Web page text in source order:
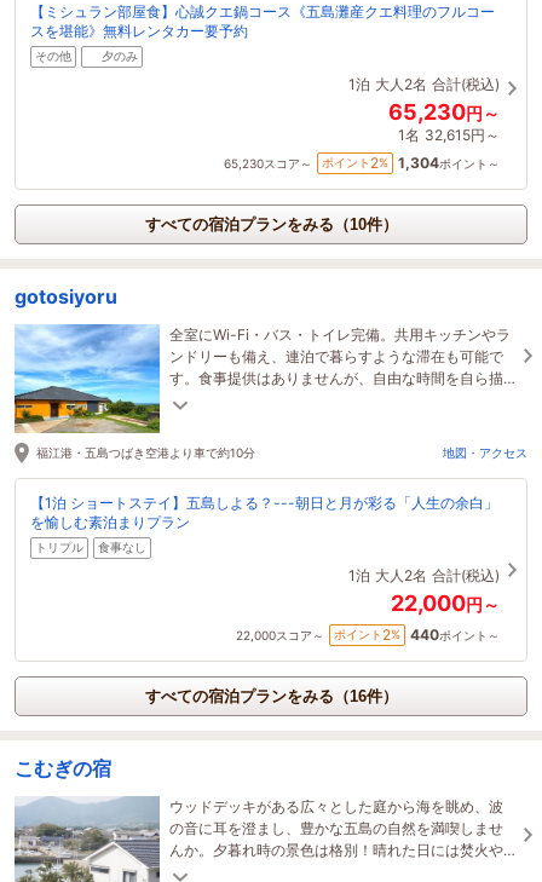
【ミシュラン部屋食】心誠クエ鍋コース《五島灘産クエ料理のフルコー
スを堪能》無料レンタカー要予約
その他 夕のみ
1泊 大人2名 合計(税込)
65,230円～
1名 32,615円～
65,230スコア～ ポイント 2% 1,304ポイント～
すべての宿泊プランをみる（10件）
gotosiyoru
全室にWi-Fi・バス・トイレ完備。共用キッチンやラ
ンドリーも備え、連泊で暮らすような滞在も可能で
す。食事提供はありませんが、自由な時間を自ら描
き出す、五島を満喫する旅の拠点としてご利用くだ
福江港・五島つばき空港より車で約10分 地図・アクセス
【1泊 ショートステイ】五島しよる？---朝日と月が彩る「人生の余白」
を愉しむ素泊まりプラン
トリプル 食事なし
1泊 大人2名 合計(税込)
22,000円～
22,000スコア～ ポイント 2% 440ポイント～
すべての宿泊プランをみる（16件）
こむぎの宿
ウッドデッキがある広々とした庭から海を眺め、波
の音に耳を澄まし、豊かな五島の自然を満喫しませ
んか。夕暮れ時の景色は格別！晴れた日には焚火や
BBQもご利用可能です（別途有料・要予約）